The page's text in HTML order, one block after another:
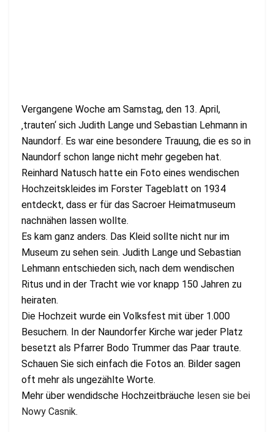
Vergangene Woche am Samstag, den 13. April,
‚trauten‘ sich Judith Lange und Sebastian Lehmann in
Naundorf. Es war eine besondere Trauung, die es so in
Naundorf schon lange nicht mehr gegeben hat.
Reinhard Natusch hatte ein Foto eines wendischen
Hochzeitskleides im Forster Tageblatt on 1934
entdeckt, dass er für das Sacroer Heimatmuseum
nachnähen lassen wollte.
Es kam ganz anders. Das Kleid sollte nicht nur im
Museum zu sehen sein. Judith Lange und Sebastian
Lehmann entschieden sich, nach dem wendischen
Ritus und in der Tracht wie vor knapp 150 Jahren zu
heiraten.
Die Hochzeit wurde ein Volksfest mit über 1.000
Besuchern. In der Naundorfer Kirche war jeder Platz
besetzt als Pfarrer Bodo Trummer das Paar traute.
Schauen Sie sich einfach die Fotos an. Bilder sagen
oft mehr als ungezählte Worte.
Mehr über wendidsche Hochzeitbräuche lesen sie bei
Nowy Casnik.